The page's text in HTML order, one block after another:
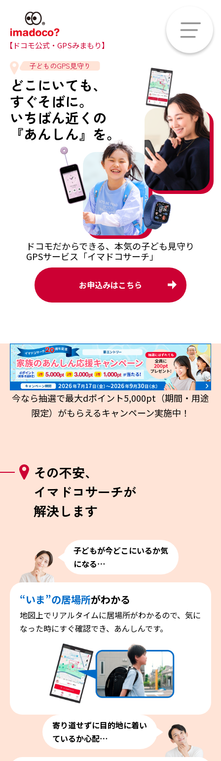
【ドコモ公式・GPSみまもり】
子どものGPS見守り
どこにいても、
すぐそばに。
いちばん近くの
『あんしん』を。
ドコモだからできる、 本気の子ども見守り
GPSサービス「イマドコサーチ」
お申込みはこちら
今なら抽選で最大dポイント5,000pt（期間・用途
限定）がもらえるキャンペーン実施中！
その不安、
イマドコサーチが
解決します
子どもが今どこにいるか気
になる⋯
“いま”の居場所がわかる
地図上でリアルタイムに居場所がわかるので、気に
なった時にすぐ確認でき、あんしんです。
寄り道せずに目的地に着い
ているか心配⋯